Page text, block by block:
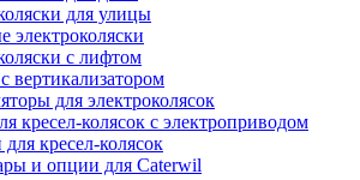
для улицы
электроколяски
с лифтом
вертикализатором
для электроколясок
кресел-колясок с электроприводом
для кресел-колясок
и опции для Caterwil